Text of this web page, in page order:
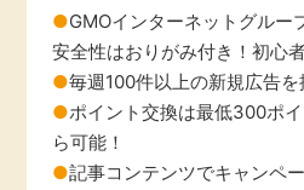
GMOインターネットグルー
安全性はおりがみ付き！初心
毎週100件以上の新規広告を
ポイント交換は最低300ポ
ら可能！
記事コンテンツでキャンペ